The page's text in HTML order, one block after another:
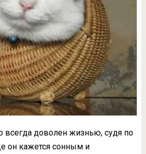
всегда доволен жизнью, судя по
он кажется сонным и